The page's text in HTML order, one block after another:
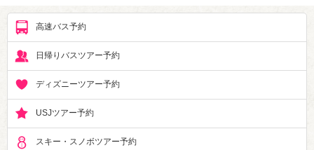
高速バス予約
日帰りバスツアー予約
ディズニーツアー予約
USJツアー予約
スキー・スノボツアー予約